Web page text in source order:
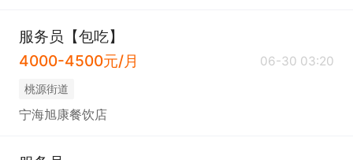
服务员【包吃】
4000-4500元/月
06-30 03:20
桃源街道
宁海旭康餐饮店